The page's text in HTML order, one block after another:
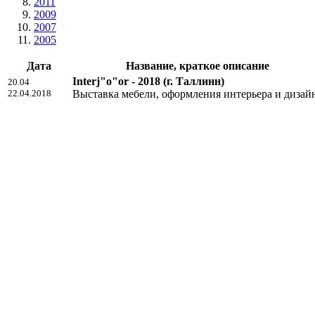
2009
2007
2005
Дата Название, краткое описание
20.04
22.04.2018
Interj"o"or - 2018 (г. Таллинн)
Выставка мебели, оформления интерьера и